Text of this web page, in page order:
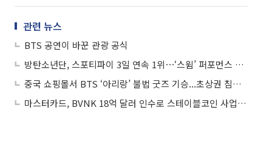
관련 뉴스
BTS 공연이 바꾼 관광 공식
방탄소년단, 스포티파이 3일 연속 1위⋯‘스윔’ 퍼포먼스 비디오로 열기 계속
중국 쇼핑몰서 BTS ‘아리랑’ 불법 굿즈 기승...초상권 침해 논란
마스터카드, BVNK 18억 달러 인수로 스테이블코인 사업 본격 확장